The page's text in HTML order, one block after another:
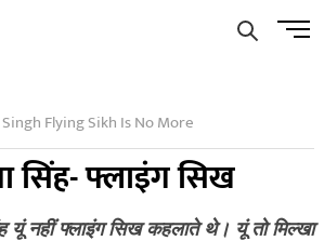
Menu
Flying Sikh Is No More
सिंह- फ्लाइंग सिख
यूं नहीं फ्लाइंग सिख कहलाते थे। यूं तो मिल्खा